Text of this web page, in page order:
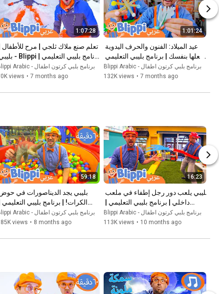
1:07:28
Blippi Arabic - برنامج بلبي كرتون اطفال
views • 7 months ago
1:01:24
| Blippi - بليبي بالعربي
Blippi Arabic - برنامج بلبي كرتون اطفال
132K views • 7 months ago
59:18
Blippi - بليبي بالعربي
Blippi Arabic - برنامج بلبي كرتون اطفال
views • 8 months ago
16:23
Blippi - بليبي بالعربي
Blippi Arabic - برنامج بلبي كرتون اطفال
113K views • 10 months ago